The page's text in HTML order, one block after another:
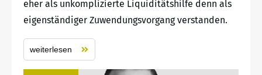
eher als unkomplizierte Liquiditätshilfe denn als
eigenständiger Zuwendungsvorgang verstanden.
weiterlesen